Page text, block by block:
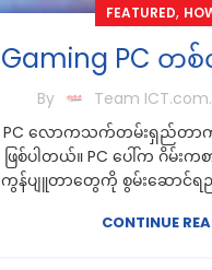
FEATURED,
Gaming PC တ
By Team
PC လောကသက်တမ်းရှည်တာက
ဖြစ်ပါတယ်။ PC ပေါ်က ဂိမ်
ကွန်ပျူတာတွေကို စွမ်းဆောင်ရည်
CONTINUE